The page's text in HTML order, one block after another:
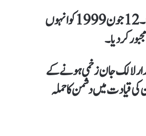
قادر پوسٹ آج بھی فخر سے سر بلند رکھتی ہے کہ اسے لالک جان جیسا نڈر محافظ نصیب ہوا۔ 12 جون 1999 کو انہوں
کر دیا۔
لالک جان زخمی ہونے کے
قیادت میں دشمن کا حملہ